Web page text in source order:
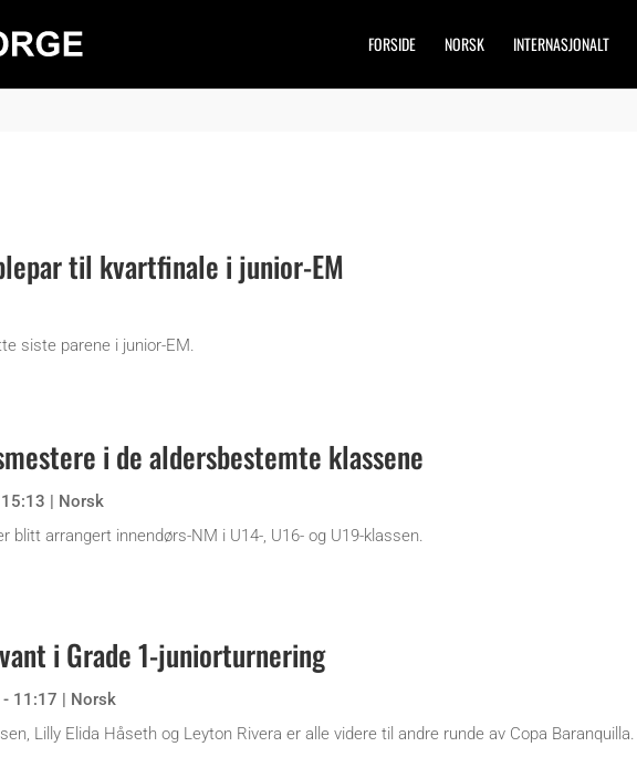
FORSIDE NORSK INTERNASJONALT
til kvartfinale i junior-EM
siste parene i junior-EM.
i de aldersbestemte klassene
Norsk
blitt arrangert innendørs-NM i U14-, U16- og U19-klassen.
i Grade 1-juniorturnering
11:17 | Norsk
Lilly Elida Håseth og Leyton Rivera er alle videre til andre runde av Copa Baranquilla.